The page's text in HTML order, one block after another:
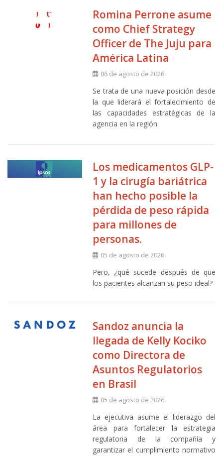
Romina Perrone asume
como Chief Strategy
Officer de The Juju para
América Latina
06 de agosto de 2026
Se trata de una nueva posición desde
la que liderará el fortalecimiento de
las capacidades estratégicas de la
agencia en la región.
Los medicamentos GLP-
1 y la cirugía bariátrica
han hecho posible la
pérdida de peso rápida
para millones de
personas.
05 de agosto de 2026
Pero, ¿qué sucede después de que
los pacientes alcanzan su peso ideal?
Sandoz anuncia la
llegada de Kelly Kociko
como Directora de
Asuntos Regulatorios
en Brasil
05 de agosto de 2026
La ejecutiva asume el liderazgo del
área para fortalecer la estrategia
regulatoria de la compañía y
garantizar el cumplimiento normativo